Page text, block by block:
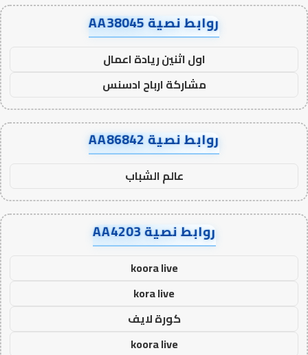
روابط نصية AA38045
اول اثنين ريادة اعمال
مشاركة ارباح ادسنس
روابط نصية AA86842
عالم الشباب
روابط نصية AA4203
koora live
kora live
كورة لايف
koora live